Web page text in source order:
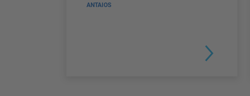
ANTAIOS